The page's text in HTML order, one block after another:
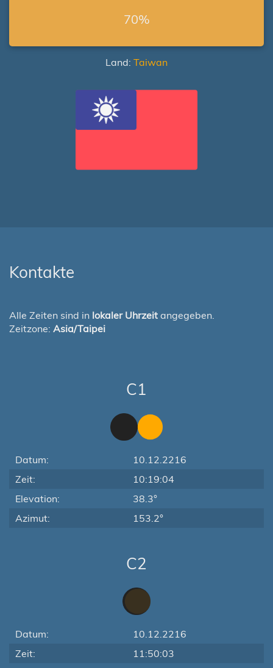
70%
Land: Taiwan
Kontakte
Alle Zeiten sind in lokaler Uhrzeit angegeben.
Zeitzone: Asia/Taipei
C1
Datum:
10.12.2216
Zeit:
10:19:04
Elevation:
38.3°
Azimut:
153.2°
C2
Datum:
10.12.2216
Zeit:
11:50:03